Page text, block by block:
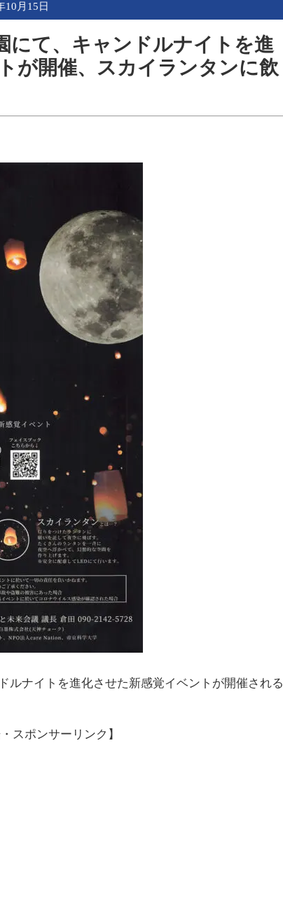
10月15日
にて、キャンドルナイトを進
が開催、スカイランタンに飲
ルナイトを進化させた新感覚イベントが開催される
・スポンサーリンク】